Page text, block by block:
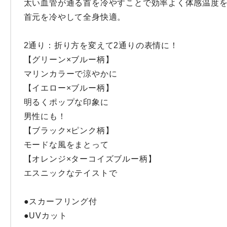
太い血管が通る首を冷やすことで効率よく体感温度を
首元を冷やして全身快適。
2通り：折り方を変えて2通りの表情に！
【グリーン×ブルー柄】
マリンカラーで涼やかに
【イエロー×ブルー柄】
明るくポップな印象に
男性にも！
【ブラック×ピンク柄】
モードな風をまとって
【オレンジ×ターコイズブルー柄】
エスニックなテイストで
●スカーフリング付